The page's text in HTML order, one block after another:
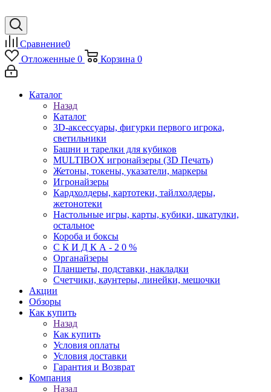
Сравнение0
Отложенные 0 Корзина 0
Каталог
Назад
Каталог
3D-аксессуары, фигурки первого игрока,
светильники
Башни и тарелки для кубиков
MULTIBOX игронайзеры (3D Печать)
Жетоны, токены, указатели, маркеры
Игронайзеры
Кардхолдеры, картотеки, тайлхолдеры,
жетонотеки
Настольные игры, карты, кубики, шкатулки,
остальное
Короба и боксы
С К И Д К А - 2 0 %
Органайзеры
Планшеты, подставки, накладки
Счетчики, каунтеры, линейки, мешочки
Акции
Обзоры
Как купить
Назад
Как купить
Условия оплаты
Условия доставки
Гарантия и Возврат
Компания
Назад